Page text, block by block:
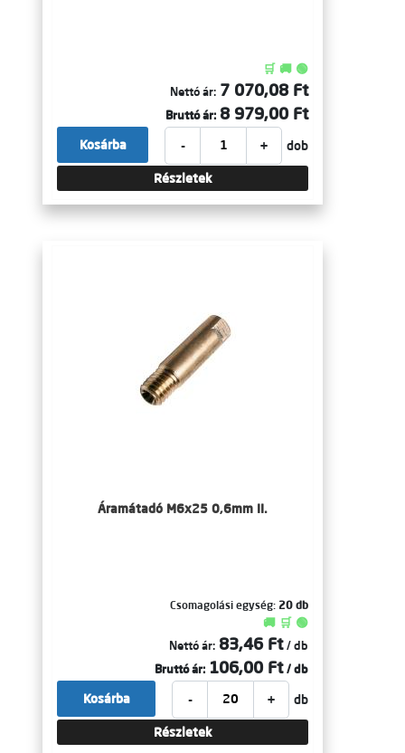
🛒 🚚 🟢
Nettó ár: 7 070,08 Ft
Bruttó ár: 8 979,00 Ft
- + dob
Kosárba
Részletek
Áramátadó M6x25 0,6mm II.
Csomagolási egység: 20 db
🚚 🛒 🟢
Nettó ár: 83,46 Ft / db
Bruttó ár: 106,00 Ft / db
- + db
Kosárba
Részletek